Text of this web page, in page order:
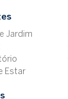
Jardim
Estar